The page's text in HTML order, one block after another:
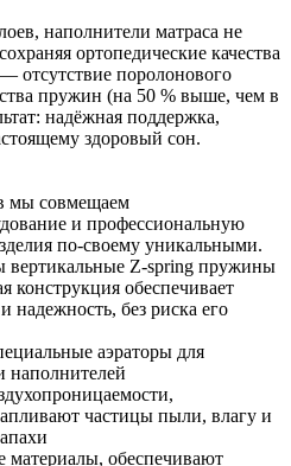
наполнители матраса не
ортопедические качества
отсутствие поролонового
пружин (на 50 % выше, чем в
надёжная поддержка,
здоровый сон.
мы совмещаем
и профессиональную
по-своему уникальными.
вертикальные Z-spring пружины
конструкция обеспечивает
надежность, без риска его
аэраторы для
наполнителей
частицы пыли, влагу и
материалы, обеспечивают